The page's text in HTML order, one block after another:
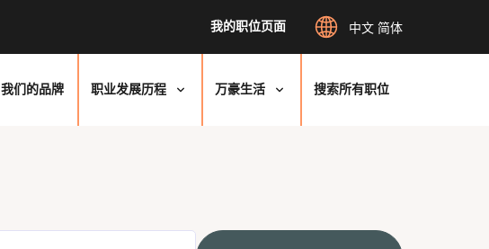
我的职位页面 中文 简体
我们的品牌 职业发展历程 万豪生活 搜索所有职位